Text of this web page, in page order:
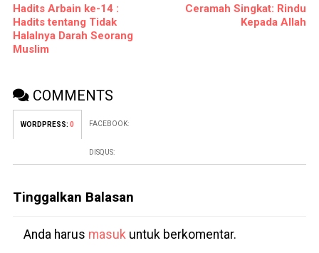
Hadits Arbain ke-14 :
Hadits tentang Tidak
Halalnya Darah Seorang
Muslim
Ceramah Singkat: Rindu
Kepada Allah
COMMENTS
WORDPRESS: 0 FACEBOOK:
DISQUS:
Tinggalkan Balasan
Anda harus masukuntuk berkomentar.